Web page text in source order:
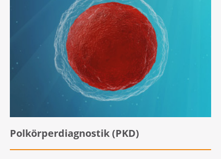
Polkörperdiagnostik (PKD)